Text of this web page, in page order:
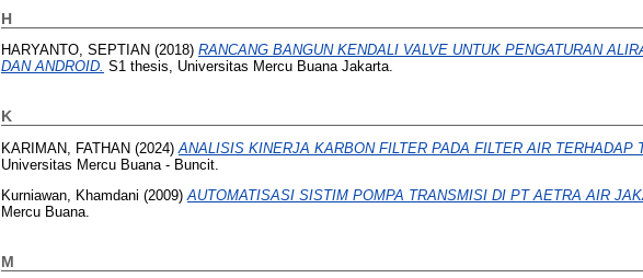
H
HARYANTO, SEPTIAN (2018) RANCANG BANGUN KENDALI VALVE UNTUK PENGATURAN
DAN ANDROID. S1 thesis, Universitas Mercu Buana Jakarta.
K
KARIMAN, FATHAN (2024)ANALISIS KINERJA KARBON FILTER PADA FILTER AIR TERHADAP
Universitas Mercu Buana - Buncit.
Kurniawan, Khamdani (2009)AUTOMATISASI SISTIM POMPA TRANSMISI DI PT AETRA AIR
Mercu Buana.
M